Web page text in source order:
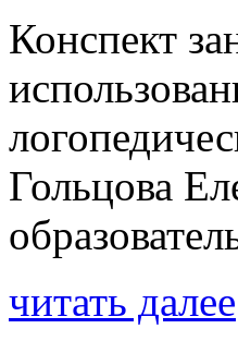
Конспект
Гольцова
читать далее